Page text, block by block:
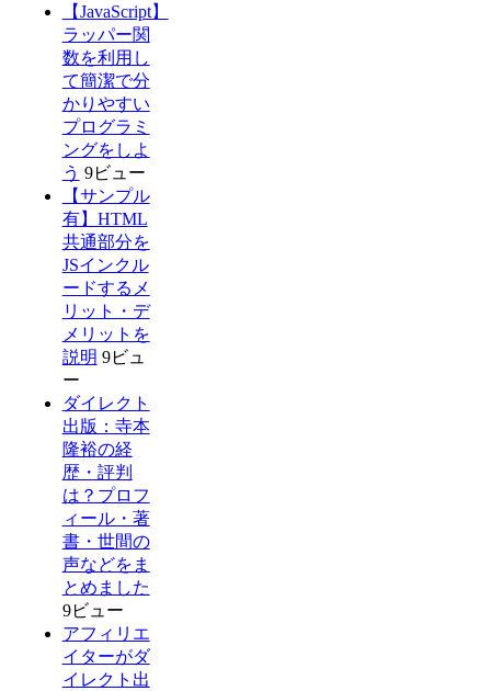
【JavaScript】
ラッパー関
数を利用し
て簡潔で分
かりやすい
プログラミ
ングをしよ
う 9ビュー
【サンプル
有】HTML
共通部分を
JSインクル
ードするメ
リット・デ
メリットを
説明 9ビュ
ー
ダイレクト
出版：寺本
隆裕の経
歴・評判
は？プロフ
ィール・著
書・世間の
声などをま
とめました
9ビュー
アフィリエ
イターがダ
イレクト出